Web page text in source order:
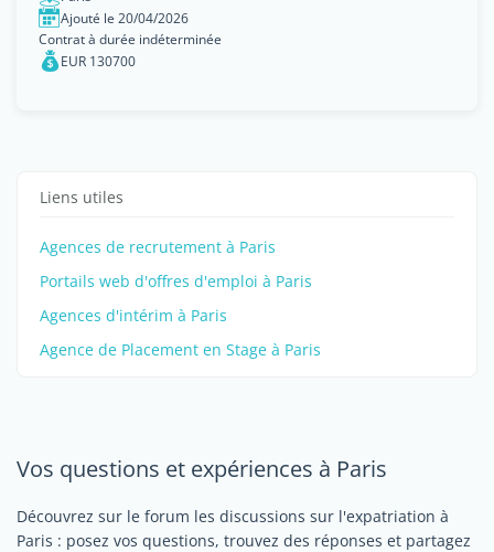
Ajouté le 20/04/2026
Contrat à durée indéterminée
EUR 130700
Liens utiles
Agences de recrutement à Paris
Portails web d'offres d'emploi à Paris
Agences d'intérim à Paris
Agence de Placement en Stage à Paris
Vos questions et expériences à Paris
Découvrez sur le forum les discussions sur l'expatriation à
Paris : posez vos questions, trouvez des réponses et partagez